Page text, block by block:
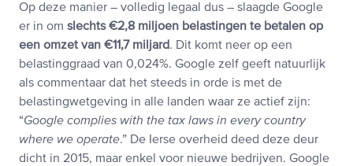
Op deze manier – volledig legaal dus – slaagde Google
er in om slechts €2,8 miljoen belastingen te betalen op
een omzet van €11,7 miljard. Dit komt neer op een
belastinggraad van 0,024%. Google zelf geeft natuurlijk
als commentaar dat het steeds in orde is met de
belastingwetgeving in alle landen waar ze actief zijn:
“Google complies with the tax laws in every country
where we operate.” De Ierse overheid deed deze deur
dicht in 2015, maar enkel voor nieuwe bedrijven. Google